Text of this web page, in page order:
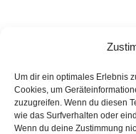
Um dir ein optimales Erlebnis
Cookies, um
zuzugreifen. Wenn du diesen
wie das Surfverhalten oder
Wenn du deine Zustimmung